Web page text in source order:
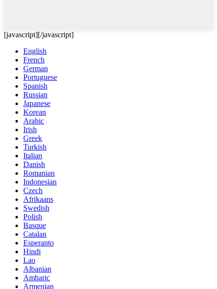
[javascript][/javascript]
English
French
German
Portuguese
Spanish
Russian
Japanese
Korean
Arabic
Irish
Greek
Turkish
Italian
Danish
Romanian
Indonesian
Czech
Afrikaans
Swedish
Polish
Basque
Catalan
Esperanto
Hindi
Lao
Albanian
Amharic
Armenian